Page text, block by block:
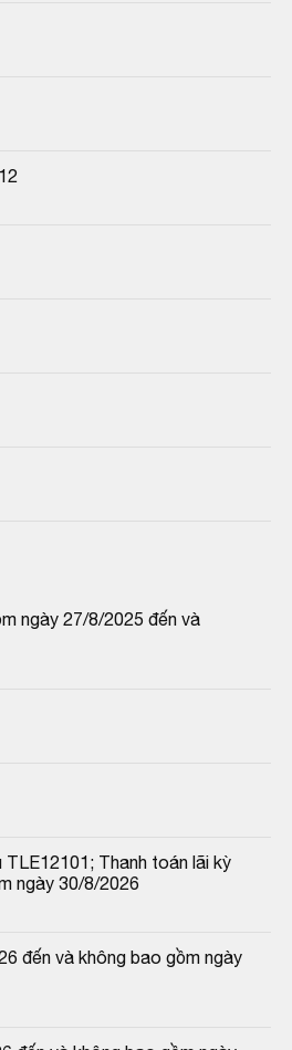
ngày 27/8/2025 đến và
Thanh toán lãi kỳ
ngày 30/8/2026
đến và không bao gồm ngày